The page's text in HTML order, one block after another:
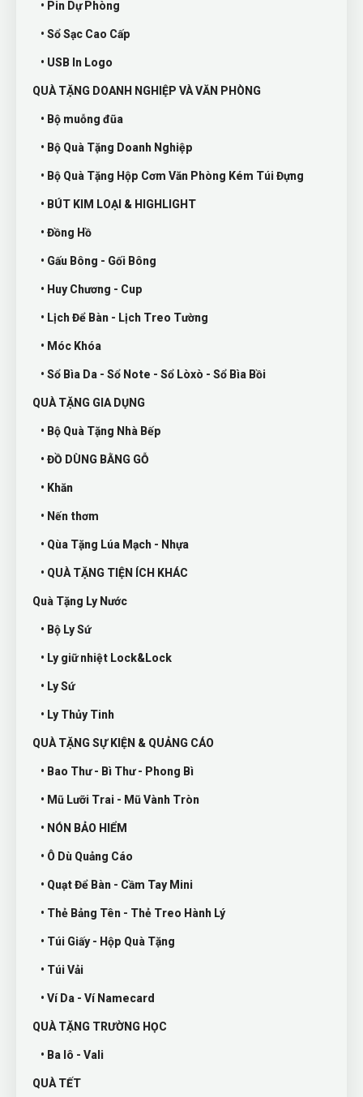
• Pin Dự Phòng
• Sổ Sạc Cao Cấp
• USB In Logo
QUÀ TẶNG DOANH NGHIỆP VÀ VĂN PHÒNG
• Bộ muỗng đũa
• Bộ Quà Tặng Doanh Nghiệp
• Bộ Quà Tặng Hộp Cơm Văn Phòng Kém Túi Đựng
• BÚT KIM LOẠI & HIGHLIGHT
• Đồng Hồ
• Gấu Bông - Gối Bông
• Huy Chương - Cup
• Lịch Để Bàn - Lịch Treo Tường
• Móc Khóa
• Sổ Bìa Da - Sổ Note - Sổ Lòxò - Sổ Bìa Bồi
QUÀ TẶNG GIA DỤNG
• Bộ Quà Tặng Nhà Bếp
• ĐỒ DÙNG BẰNG GỖ
• Khăn
• Nến thơm
• Qùa Tặng Lúa Mạch - Nhựa
• QUÀ TẶNG TIỆN ÍCH KHÁC
Quà Tặng Ly Nước
• Bộ Ly Sứ
• Ly giữ nhiệt Lock&Lock
• Ly Sứ
• Ly Thủy Tinh
QUÀ TẶNG SỰ KIỆN & QUẢNG CÁO
• Bao Thư - Bì Thư - Phong Bì
• Mũ Lưỡi Trai - Mũ Vành Tròn
• NÓN BẢO HIỂM
• Ô Dù Quảng Cáo
• Quạt Để Bàn - Cầm Tay Mini
• Thẻ Bảng Tên - Thẻ Treo Hành Lý
• Túi Giấy - Hộp Quà Tặng
• Túi Vải
• Ví Da - Ví Namecard
QUÀ TẶNG TRƯỜNG HỌC
• Ba lô - Vali
QUÀ TẾT